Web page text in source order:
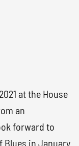
at the House
an
forward to
Blues in January